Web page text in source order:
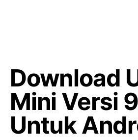
Download
Mini Versi
Untuk